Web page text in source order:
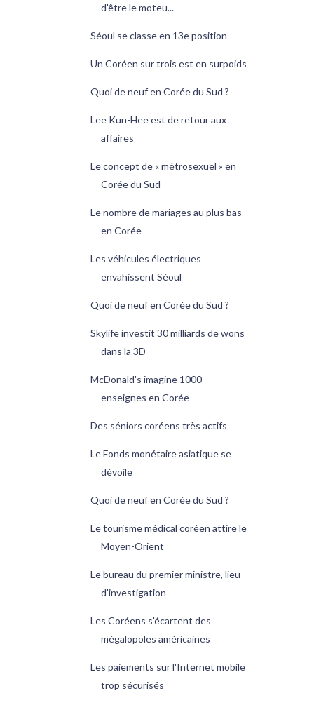
d'être le moteu...
Séoul se classe en 13e position
Un Coréen sur trois est en surpoids
Quoi de neuf en Corée du Sud ?
Lee Kun-Hee est de retour aux
affaires
Le concept de « métrosexuel » en
Corée du Sud
Le nombre de mariages au plus bas
en Corée
Les véhicules électriques
envahissent Séoul
Quoi de neuf en Corée du Sud ?
Skylife investit 30 milliards de wons
dans la 3D
McDonald's imagine 1000
enseignes en Corée
Des séniors coréens très actifs
Le Fonds monétaire asiatique se
dévoile
Quoi de neuf en Corée du Sud ?
Le tourisme médical coréen attire le
Moyen-Orient
Le bureau du premier ministre, lieu
d'investigation
Les Coréens s'écartent des
mégalopoles américaines
Les paiements sur l'Internet mobile
trop sécurisés